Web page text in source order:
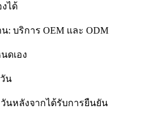
ได้
: บริการ OEM และ ODM
ดเอง
น
วันหลังจากได้รับการยืนยัน